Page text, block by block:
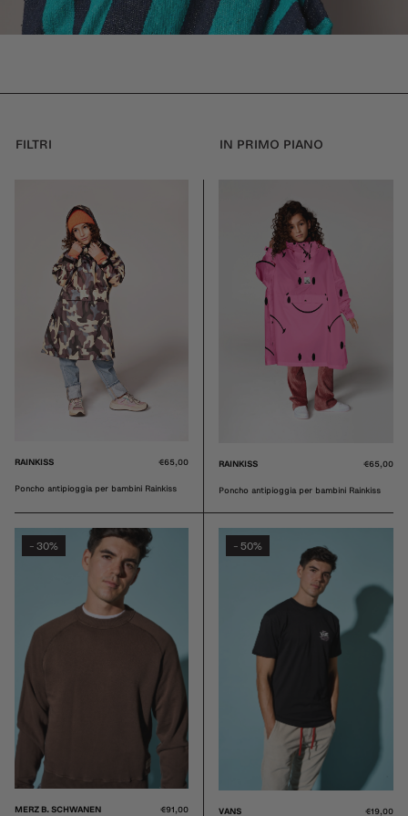
FILTRI
RAINKISS €65,00
Poncho antipioggia per bambini Rainkiss
RAINKISS €65,00
Poncho antipioggia per bambini Rainkiss
- 30%
MERZ B. SCHWANEN €91,00
- 50%
VANS €19,00